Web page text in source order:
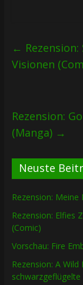
←
Visionen
Rezension:
(Manga) →
Neuste
Rezension:
Rezension: Elfies
(Comic)
Vorschau: Fire
Rezension: A